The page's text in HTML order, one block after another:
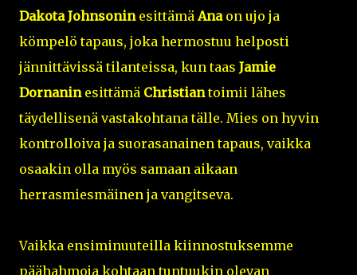
Dakota Johnsonin esittämäAnaon ujo ja
kömpelö tapaus, joka hermostuu helposti
jännittävissä tilanteissa, kun taas Jamie
Dornaninesittämä Christiantoimii lähes
täydellisenä vastakohtana tälle. Mies on hyvin
kontrolloiva ja suorasanainen tapaus, vaikka
osaakin olla myös samaan aikaan
herrasmiesmäinen ja vangitseva.
Vaikka ensiminuuteilla kiinnostuksemme
päähahmoja kohtaan tuntuukin olevan